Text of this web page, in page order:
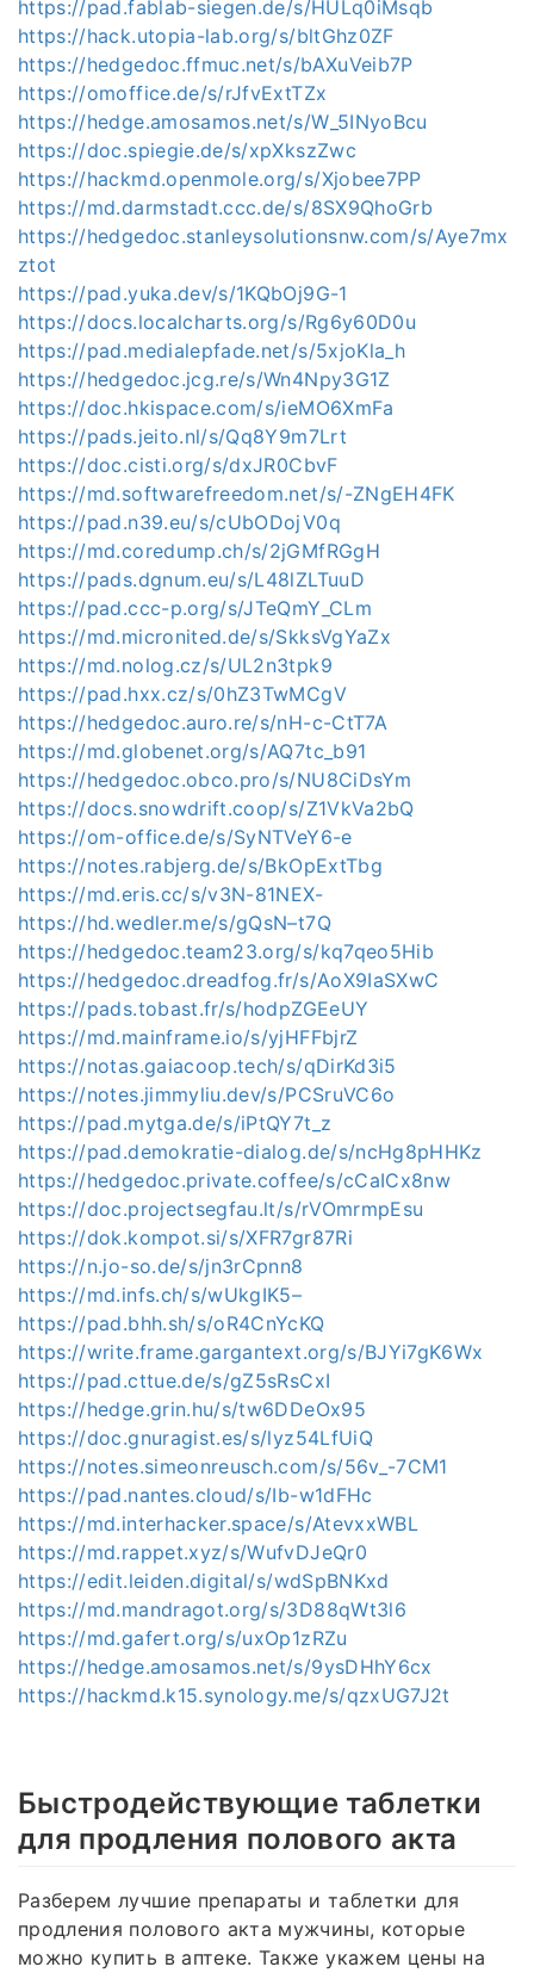
https://pad.fablab-siegen.de/s/HULq0iMsqb
https://hack.utopia-lab.org/s/bltGhz0ZF
https://hedgedoc.ffmuc.net/s/bAXuVeib7P
https://omoffice.de/s/rJfvExtTZx
https://hedge.amosamos.net/s/W_5INyoBcu
https://doc.spiegie.de/s/xpXkszZwc
https://hackmd.openmole.org/s/Xjobee7PP
https://md.darmstadt.ccc.de/s/8SX9QhoGrb
https://hedgedoc.stanleysolutionsnw.com/s/Aye7mx
ztot
https://pad.yuka.dev/s/1KQbOj9G-1
https://docs.localcharts.org/s/Rg6y60D0u
https://pad.medialepfade.net/s/5xjoKla_h
https://hedgedoc.jcg.re/s/Wn4Npy3G1Z
https://doc.hkispace.com/s/ieMO6XmFa
https://pads.jeito.nl/s/Qq8Y9m7Lrt
https://doc.cisti.org/s/dxJR0CbvF
https://md.softwarefreedom.net/s/-ZNgEH4FK
https://pad.n39.eu/s/cUbODojV0q
https://md.coredump.ch/s/2jGMfRGgH
https://pads.dgnum.eu/s/L48lZLTuuD
https://pad.ccc-p.org/s/JTeQmY_CLm
https://md.micronited.de/s/SkksVgYaZx
https://md.nolog.cz/s/UL2n3tpk9
https://pad.hxx.cz/s/0hZ3TwMCgV
https://hedgedoc.auro.re/s/nH-c-CtT7A
https://md.globenet.org/s/AQ7tc_b91
https://hedgedoc.obco.pro/s/NU8CiDsYm
https://docs.snowdrift.coop/s/Z1VkVa2bQ
https://om-office.de/s/SyNTVeY6-e
https://notes.rabjerg.de/s/BkOpExtTbg
https://md.eris.cc/s/v3N-81NEX-
https://hd.wedler.me/s/gQsN–t7Q
https://hedgedoc.team23.org/s/kq7qeo5Hib
https://hedgedoc.dreadfog.fr/s/AoX9IaSXwC
https://pads.tobast.fr/s/hodpZGEeUY
https://md.mainframe.io/s/yjHFFbjrZ
https://notas.gaiacoop.tech/s/qDirKd3i5
https://notes.jimmyliu.dev/s/PCSruVC6o
https://pad.mytga.de/s/iPtQY7t_z
https://pad.demokratie-dialog.de/s/ncHg8pHHKz
https://hedgedoc.private.coffee/s/cCaICx8nw
https://doc.projectsegfau.lt/s/rVOmrmpEsu
https://dok.kompot.si/s/XFR7gr87Ri
https://n.jo-so.de/s/jn3rCpnn8
https://md.infs.ch/s/wUkgIK5–
https://pad.bhh.sh/s/oR4CnYcKQ
https://write.frame.gargantext.org/s/BJYi7gK6Wx
https://pad.cttue.de/s/gZ5sRsCxI
https://hedge.grin.hu/s/tw6DDeOx95
https://doc.gnuragist.es/s/lyz54LfUiQ
https://notes.simeonreusch.com/s/56v_-7CM1
https://pad.nantes.cloud/s/Ib-w1dFHc
https://md.interhacker.space/s/AtevxxWBL
https://md.rappet.xyz/s/WufvDJeQr0
https://edit.leiden.digital/s/wdSpBNKxd
https://md.mandragot.org/s/3D88qWt3l6
https://md.gafert.org/s/uxOp1zRZu
https://hedge.amosamos.net/s/9ysDHhY6cx
https://hackmd.k15.synology.me/s/qzxUG7J2t
Быстродействующие таблетки
для продления полового акта
Разберем лучшие препараты и таблетки для
продления полового акта мужчины, которые
можно купить в аптеке. Также укажем цены на